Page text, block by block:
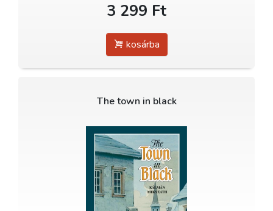
3 299 Ft
kosárba
The town in black